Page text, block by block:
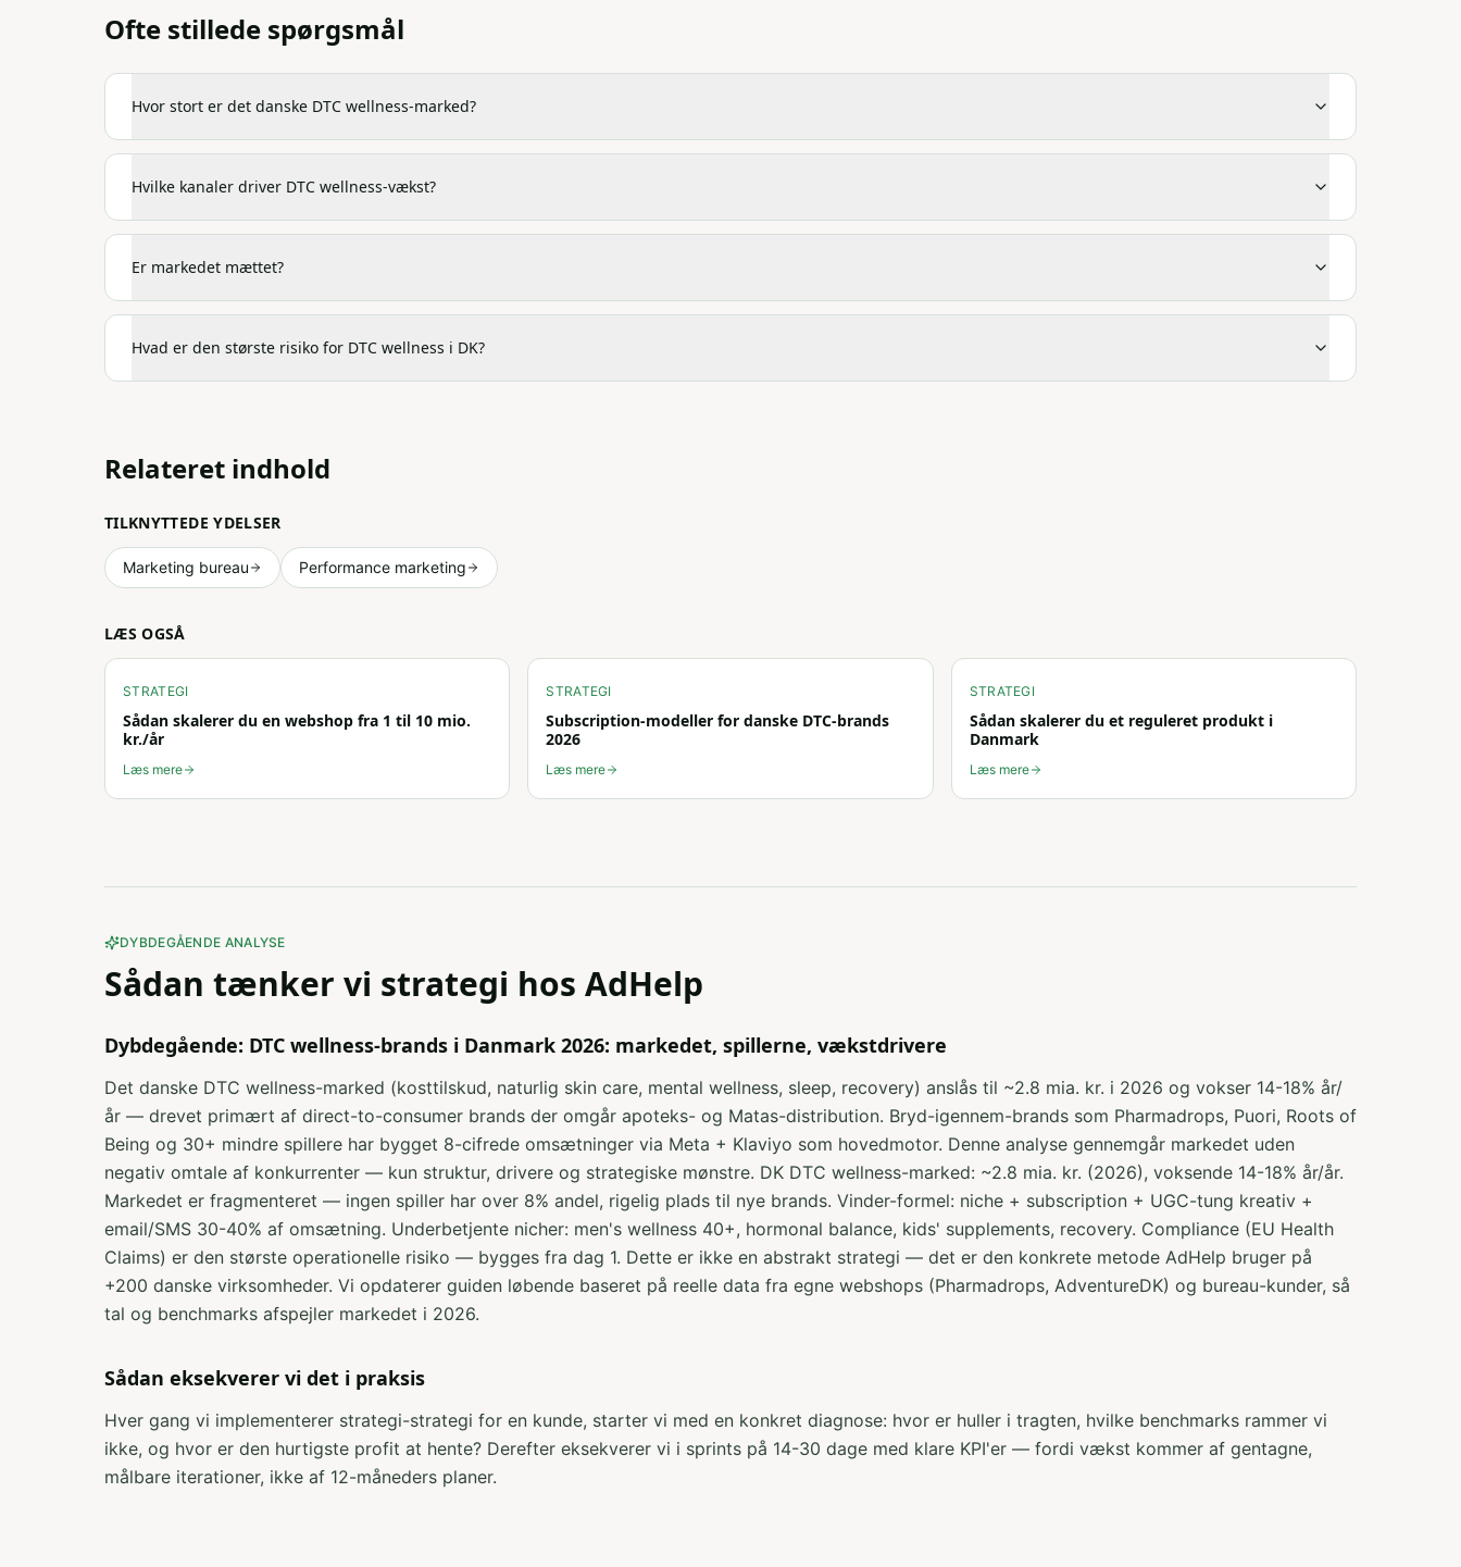
Ofte stillede spørgsmål
Hvor stort er det danske DTC wellness-marked?
Hvilke kanaler driver DTC wellness-vækst?
Er markedet mættet?
Hvad er den største risiko for DTC wellness i DK?
Relateret indhold
TILKNYTTEDE YDELSER
Marketing bureau Performance marketing
LÆS OGSÅ
STRATEGI
Sådan skalerer du en webshop fra 1 til 10 mio.
kr./år
Læs mere
STRATEGI
Subscription-modeller for danske DTC-brands
2026
Læs mere
STRATEGI
Sådan skalerer du et reguleret produkt i
Danmark
Læs mere
DYBDEGÅENDE ANALYSE
Sådan tænker vi strategi hos AdHelp
Dybdegående: DTC wellness-brands i Danmark 2026: markedet, spillerne, vækstdrivere
Det danske DTC wellness-marked (kosttilskud, naturlig skin care, mental wellness, sleep, recovery) anslås til ~2.8 mia. kr. i 2026 og vokser 14-18% år/
år — drevet primært af direct-to-consumer brands der omgår apoteks- og Matas-distribution. Bryd-igennem-brands som Pharmadrops, Puori, Roots of
Being og 30+ mindre spillere har bygget 8-cifrede omsætninger via Meta + Klaviyo som hovedmotor. Denne analyse gennemgår markedet uden
negativ omtale af konkurrenter — kun struktur, drivere og strategiske mønstre. DK DTC wellness-marked: ~2.8 mia. kr. (2026), voksende 14-18% år/år.
Markedet er fragmenteret — ingen spiller har over 8% andel, rigelig plads til nye brands. Vinder-formel: niche + subscription + UGC-tung kreativ +
email/SMS 30-40% af omsætning. Underbetjente nicher: men's wellness 40+, hormonal balance, kids' supplements, recovery. Compliance (EU Health
Claims) er den største operationelle risiko — bygges fra dag 1. Dette er ikke en abstrakt strategi — det er den konkrete metode AdHelp bruger på
+200 danske virksomheder. Vi opdaterer guiden løbende baseret på reelle data fra egne webshops (Pharmadrops, AdventureDK) og bureau-kunder, så
tal og benchmarks afspejler markedet i 2026.
Sådan eksekverer vi det i praksis
Hver gang vi implementerer strategi-strategi for en kunde, starter vi med en konkret diagnose: hvor er huller i tragten, hvilke benchmarks rammer vi
ikke, og hvor er den hurtigste profit at hente? Derefter eksekverer vi i sprints på 14-30 dage med klare KPI'er — fordi vækst kommer af gentagne,
målbare iterationer, ikke af 12-måneders planer.